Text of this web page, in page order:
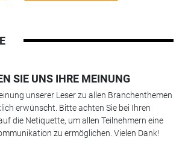
SIE UNS IHRE MEINUNG
unserer Leser zu allen Branchenthemen
erwünscht. Bitte achten Sie bei Ihren
die Netiquette, um allen Teilnehmern eine
zu ermöglichen. Vielen Dank!